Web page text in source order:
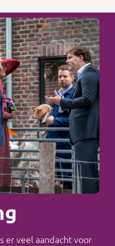
er veel aandacht voor